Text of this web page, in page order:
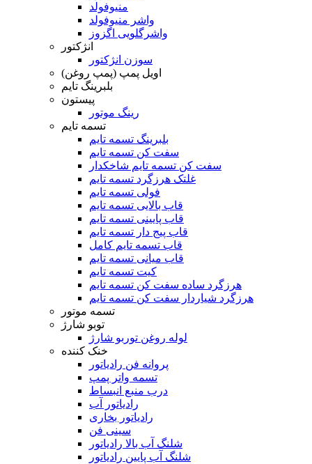
منیوفولد
واشر منیوفولد
واشرگلویی اگزوز
انژکتور
سوزن انژکتور
اویل پمپ (پمپ روغن)
بلبرینگ تایم
پیستون
رینگ موتور
تسمه تایم
بلبرینگ تسمه تایم
سفت کن تسمه تایم
سفت کن تسمه تایم شاخکدار
غلتک هرزگرد تسمه تایم
فولی تسمه تایم
قاب بالایی تسمه تایم
قاب پایینی تسمه تایم
قاب پیج دار تسمه تایم
قاب تسمه تایم کامل
قاب میانی تسمه تایم
کیت تسمه تایم
هرزگرد ساده سفت کن تسمه تایم
هرزگرد شیاردار سفت کن تسمه تایم
تسمه موتور
توبو شارژ
لوله روغن توربو شارژ
خنک کننده
پروانه فن رادیاتور
تسمه واتر پمپ
درب منبع انبساط
رادیاتور آب
رادیاتور بخاری
سینی فن
شلنگ آب بالا رادیاتور
شلنگ آب پایین رادیاتور